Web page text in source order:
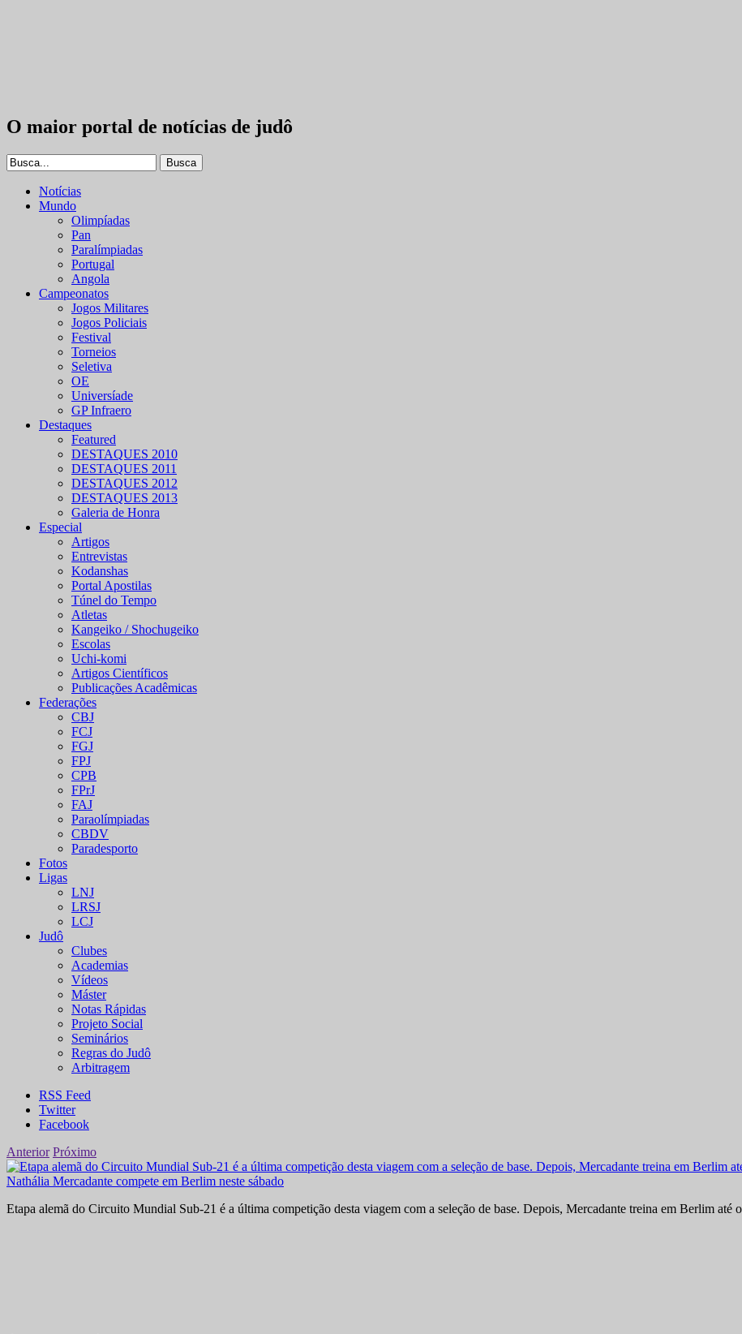
O maior portal de notícias de judô
Notícias
Mundo
Olimpíadas
Pan
Paralímpiadas
Portugal
Angola
Campeonatos
Jogos Militares
Jogos Policiais
Festival
Torneios
Seletiva
OE
Universíade
GP Infraero
Destaques
Featured
DESTAQUES 2010
DESTAQUES 2011
DESTAQUES 2012
DESTAQUES 2013
Galeria de Honra
Especial
Artigos
Entrevistas
Kodanshas
Portal Apostilas
Túnel do Tempo
Atletas
Kangeiko / Shochugeiko
Escolas
Uchi-komi
Artigos Científicos
Publicações Acadêmicas
Federações
CBJ
FCJ
FGJ
FPJ
CPB
FPrJ
FAJ
Paraolímpiadas
CBDV
Paradesporto
Fotos
Ligas
LNJ
LRSJ
LCJ
Judô
Clubes
Academias
Vídeos
Máster
Notas Rápidas
Projeto Social
Seminários
Regras do Judô
Arbitragem
RSS Feed
Twitter
Facebook
Anterior Próximo
Nathália Mercadante compete em Berlim neste sábado
Etapa alemã do Circuito Mundial Sub-21 é a última competição desta viagem com a seleção de base. Depois, Mercadante treina em Berlim